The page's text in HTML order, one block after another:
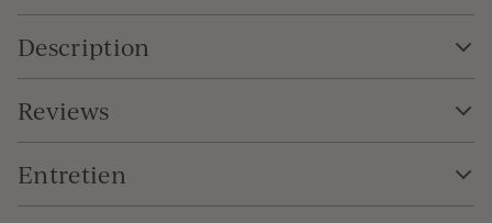
Description
Reviews
Entretien